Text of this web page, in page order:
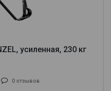
усиленная, 230 кг
0 отзывов